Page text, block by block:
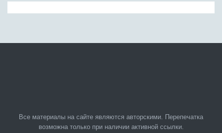
Все материалы на сайте являются авторскими. Перепечатка
возможна только при наличии активной ссылки.